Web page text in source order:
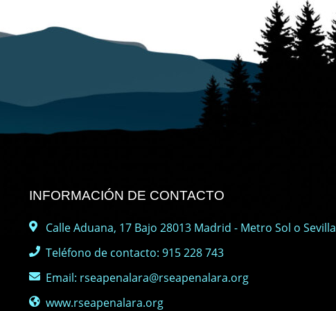
INFORMACIÓN DE CONTACTO
Calle Aduana, 17 Bajo 28013 Madrid - Metro Sol o Sevilla
Teléfono de contacto: 915 228 743
Email: rseapenalara@rseapenalara.org
www.rseapenalara.org